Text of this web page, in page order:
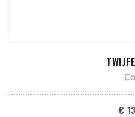
TOEVOEGEN
€